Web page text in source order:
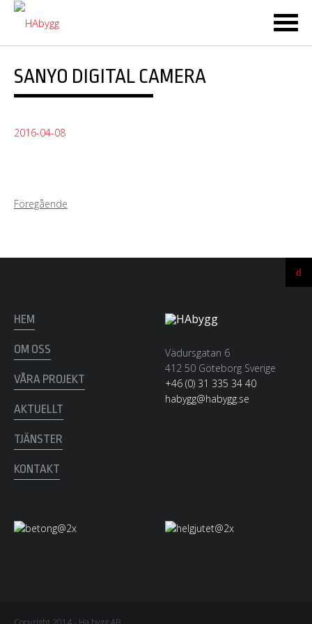
to
SANYO DIGITAL CAMERA
2016-04-08
Föregående
HEM
OM OSS
VÅRA PROJEKT
AKTUELLT
TJÄNSTER
KONTAKT
Vädursgatan 6
412 50 Göteborg Sverige
+46 (0) 31 335 34 40
habygg@habygg.se